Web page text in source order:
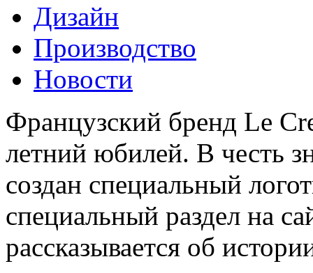
Дизайн
Производство
Новости
Французский бренд Le
летний юбилей. В честь
создан специальный
специальный раздел на
рассказывается об